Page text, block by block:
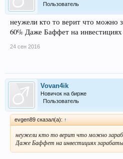
Пользователь
неужели кто то верит что можно
60% Даже Баффет на инвестициях
24 сен 2016
Vovan4ik
Новичок на бирже
Пользователь
evgen89 сказал(а): ↑
неужели кто то верит что можно
Даже Баффет на инвестициях